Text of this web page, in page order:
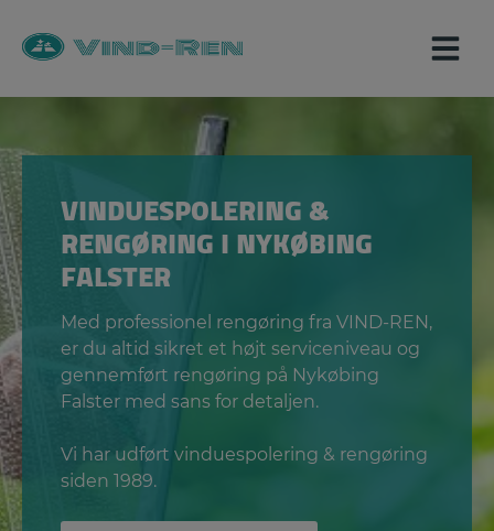
indholdet
VINDUESPOLERING &
RENGØRING I NYKØBING
FALSTER
Med professionel rengøring fra VIND-REN,
er du altid sikret et højt serviceniveau og
gennemført rengøring på Nykøbing
Falster med sans for detaljen.
Vi har udført vinduespolering & rengøring
siden 1989.